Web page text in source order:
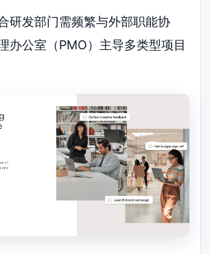
研发部门需频繁与外部职能协
办公室（PMO）主导多类型项目